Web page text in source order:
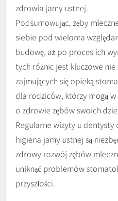
zdrowia jamy ustnej.
Podsumowując, zęby
siebie pod wieloma
budowę, aż po proces ich
tych różnic jest kluczowe
zajmujących się opieką
dla rodziców, którzy mogą
o zdrowie zębów swoich
Regularne wizyty u
higiena jamy ustnej są
zdrowy rozwój zębów
uniknąć problemów
przyszłości.